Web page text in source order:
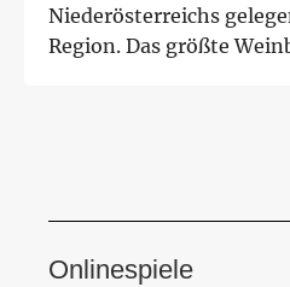
Niederösterreichs
Region. Das größte
Onlinespiele